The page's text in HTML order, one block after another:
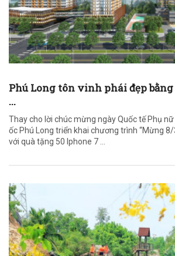
Phú Long tôn vinh phái đẹp
...
Thay cho lời chúc mừng ngày Quốc tế Phụ
ốc Phú Long triển khai chương trình “Mừng
với quà tặng 50 Iphone 7 ...